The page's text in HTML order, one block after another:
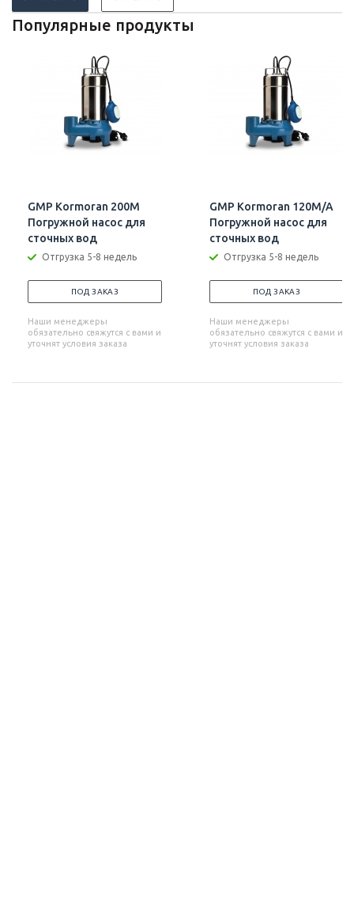
Популярные продукты
GMP Kormoran 200M
Погружной насос для
сточных вод
Отгрузка 5-8 недель
ПОД ЗАКАЗ
Наши менеджеры
обязательно свяжутся с вами и
уточнят условия заказа
GMP Kormoran 120M/A
Погружной насос для
сточных вод
Отгрузка 5-8 недель
ПОД ЗАКАЗ
Наши менеджеры
обязательно свяжутся с вами и
уточнят условия заказа